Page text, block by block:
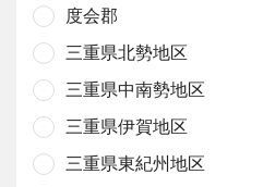
度会郡
三重県北勢地区
三重県中南勢地区
三重県伊賀地区
三重県東紀州地区